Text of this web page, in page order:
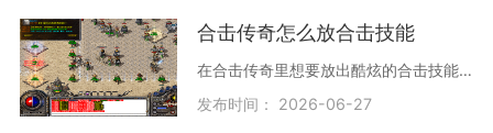
合击传奇怎么放合击技能
在合击传奇里想要放出酷炫的合击技能，首先要了解基本条件。你需要和朋友们组成队伍，每个队员都得学会自己的合击技能，并且把这些技能拖到技能栏里准备好。英雄的怒气槽需要
发布时间： 2026-06-27